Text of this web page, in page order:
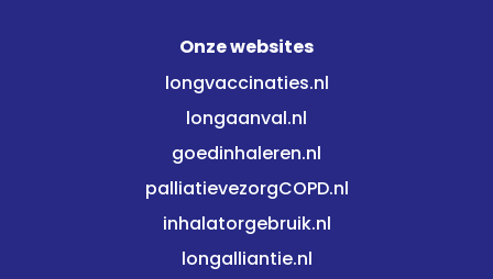
Onze websites
longvaccinaties.nl
longaanval.nl
goedinhaleren.nl
palliatievezorgCOPD.nl
inhalatorgebruik.nl
longalliantie.nl